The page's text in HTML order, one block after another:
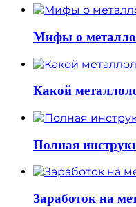
Мифы о
Какой
Полная
Заработок на